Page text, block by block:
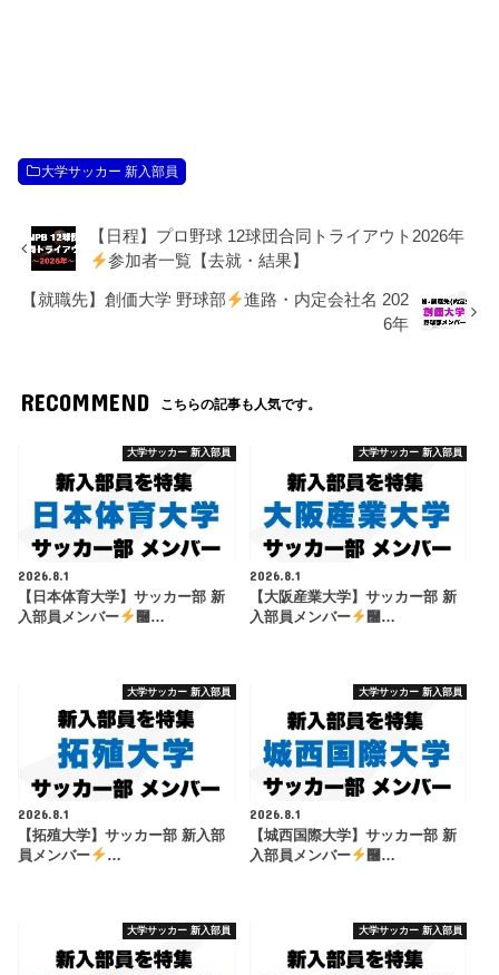
大学サッカー 新入部員
【日程】プロ野球 12球団合同トライアウト2026年
参加者一覧【去就・結果】
【就職先】創価大学 野球部
進路・内定会社名 202
6年
RECOMMEND こちらの記事も人気です。
大学サッカー 新入部員
2026.8.1
【日本体育大学】サッカー部 新
入部員メンバー
࿠…
大学サッカー 新入部員
2026.8.1
【大阪産業大学】サッカー部 新
入部員メンバー
࿠…
大学サッカー 新入部員
2026.8.1
【拓殖大学】サッカー部 新入部
員メンバー
…
大学サッカー 新入部員
2026.8.1
【城西国際大学】サッカー部 新
入部員メンバー
࿠…
大学サッカー 新入部員 大学サッカー 新入部員